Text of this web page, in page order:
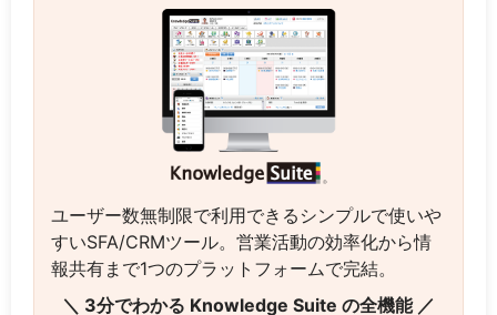
ユーザー数無制限で利用できるシンプルで使いや
すいSFA/CRMツール。営業活動の効率化から情
報共有まで1つのプラットフォームで完結。
＼ 3分でわかる Knowledge Suite の全機能 ／